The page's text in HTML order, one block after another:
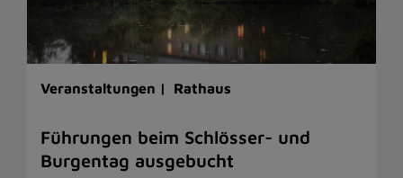
Veranstaltungen | Rathaus
Führungen beim Schlösser- und
Burgentag ausgebucht